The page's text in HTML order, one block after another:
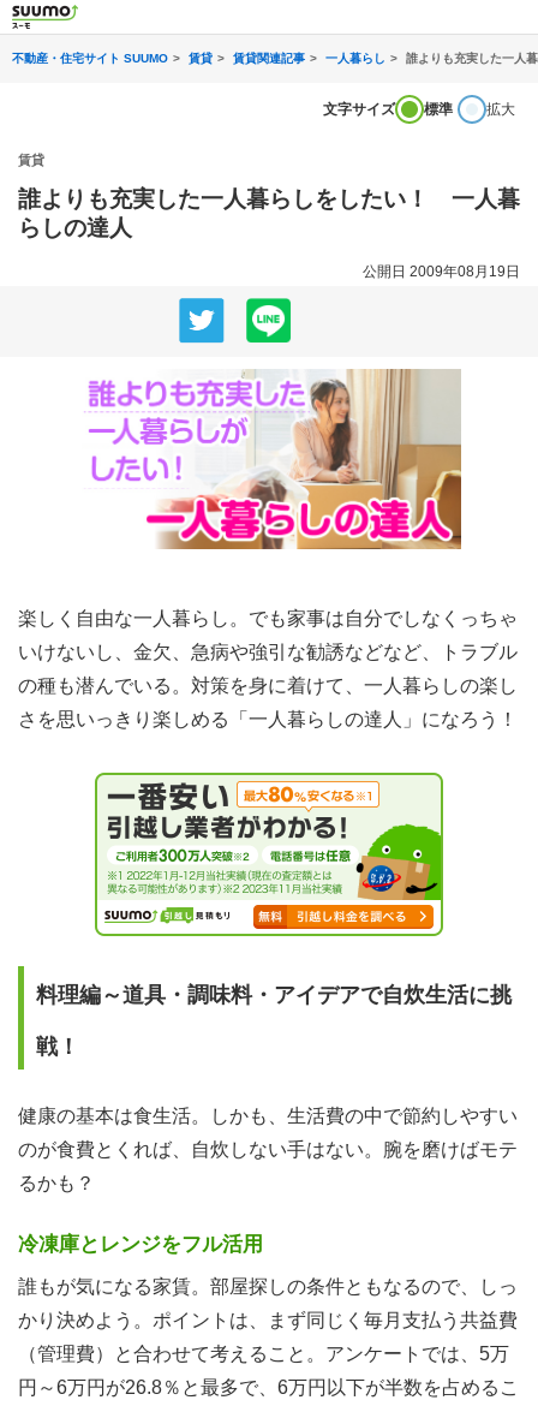
不動産・住宅サイト SUUMO 賃貸 賃貸関連記事 一人暮らし 誰よりも充実した一人
文字サイズ 標準 拡大
賃貸
誰よりも充実した一人暮らしをしたい！ 一人暮
らしの達人
公開日 2009年08月19日
楽しく自由な一人暮らし。でも家事は自分でしなくっちゃ
いけないし、金欠、急病や強引な勧誘などなど、トラブル
の種も潜んでいる。対策を身に着けて、一人暮らしの楽し
さを思いっきり楽しめる「一人暮らしの達人」になろう！
料理編～道具・調味料・アイデアで自炊生活に挑
戦！
健康の基本は食生活。しかも、生活費の中で節約しやすい
のが食費とくれば、自炊しない手はない。腕を磨けばモテ
るかも？
冷凍庫とレンジをフル活用
誰もが気になる家賃。部屋探しの条件ともなるので、しっ
かり決めよう。ポイントは、まず同じく毎月支払う共益費
（管理費）と合わせて考えること。アンケートでは、5万
円～6万円が26.8％と最多で、6万円以下が半数を占めるこ